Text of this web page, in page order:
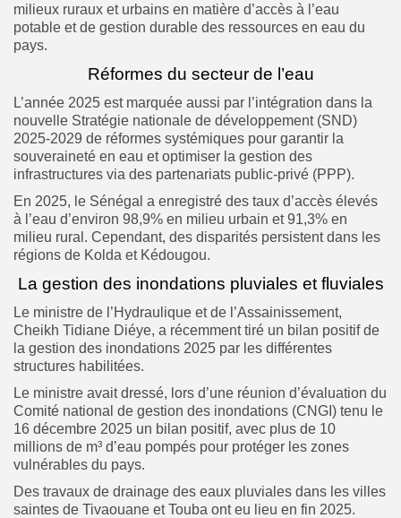
milieux ruraux et urbains en matière d’accès à l’eau
potable et de gestion durable des ressources en eau du
pays.
Réformes du secteur de l’eau
L’année 2025 est marquée aussi par l’intégration dans la
nouvelle Stratégie nationale de développement (SND)
2025-2029 de réformes systémiques pour garantir la
souveraineté en eau et optimiser la gestion des
infrastructures via des partenariats public-privé (PPP).
En 2025, le Sénégal a enregistré des taux d’accès élevés
à l’eau d’environ 98,9% en milieu urbain et 91,3% en
milieu rural. Cependant, des disparités persistent dans les
régions de Kolda et Kédougou.
La gestion des inondations pluviales et fluviales
Le ministre de l’Hydraulique et de l’Assainissement,
Cheikh Tidiane Diéye, a récemment tiré un bilan positif de
la gestion des inondations 2025 par les différentes
structures habilitées.
Le ministre avait dressé, lors d’une réunion d’évaluation du
Comité national de gestion des inondations (CNGI) tenu le
16 décembre 2025 un bilan positif, avec plus de 10
millions de m³ d’eau pompés pour protéger les zones
vulnérables du pays.
Des travaux de drainage des eaux pluviales dans les villes
saintes de Tivaouane et Touba ont eu lieu en fin 2025.